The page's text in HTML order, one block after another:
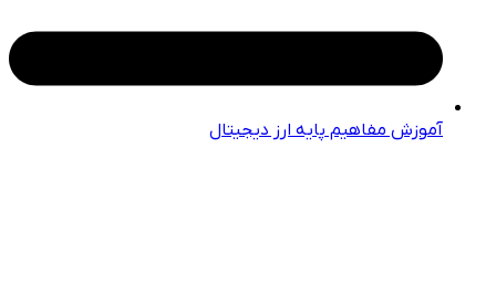
آموزش مفاهیم پایه ارز دیجیتال